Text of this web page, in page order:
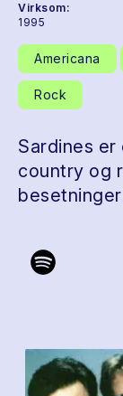
Virksom:
1995
Americana
Rock
Sardines
country og